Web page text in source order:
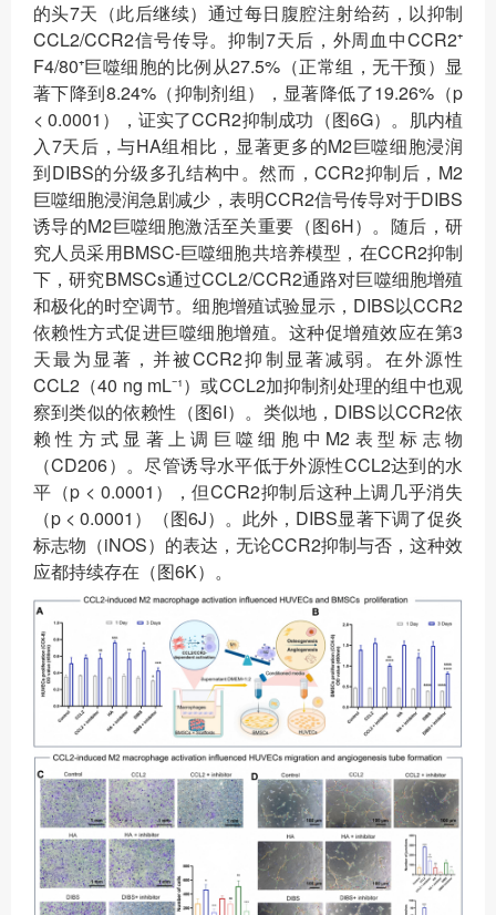
的头7天（此后继续）通过每日腹腔注射给药，以抑制
CCL2/CCR2信号传导。抑制7天后，外周血中CCR2⁺
F4/80⁺巨噬细胞的比例从27.5%（正常组，无干预）显
著下降到8.24%（抑制剂组），显著降低了19.26%（p
< 0.0001），证实了CCR2抑制成功（图6G）。肌内植
入7天后，与HA组相比，显著更多的M2巨噬细胞浸润
到DIBS的分级多孔结构中。然而，CCR2抑制后，M2
巨噬细胞浸润急剧减少，表明CCR2信号传导对于DIBS
诱导的M2巨噬细胞激活至关重要（图6H）。随后，研
究人员采用BMSC-巨噬细胞共培养模型，在CCR2抑制
下，研究BMSCs通过CCL2/CCR2通路对巨噬细胞增殖
和极化的时空调节。细胞增殖试验显示，DIBS以CCR2
依赖性方式促进巨噬细胞增殖。这种促增殖效应在第3
天最为显著，并被CCR2抑制显著减弱。在外源性
CCL2（40 ng mL⁻¹）或CCL2加抑制剂处理的组中也观
察到类似的依赖性（图6I）。类似地，DIBS以CCR2依
赖性方式显著上调巨噬细胞中M2表型标志物
（CD206）。尽管诱导水平低于外源性CCL2达到的水
平（p < 0.0001），但CCR2抑制后这种上调几乎消失
（p < 0.0001）（图6J）。此外，DIBS显著下调了促炎
标志物（iNOS）的表达，无论CCR2抑制与否，这种效
应都持续存在（图6K）。